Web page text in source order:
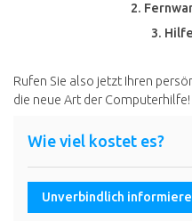
2.
3.
Rufen Sie also jetzt Ihren
die neue Art der Computerhilfe!
Wie viel kostet es?
Unverbindlich